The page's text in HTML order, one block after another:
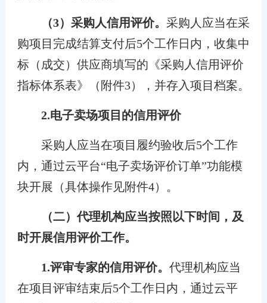
（3）采购人信用评价。 采购人应当在采
购项目完成结算支付后5个工作日内，收集中
标（成交）供应商填写的《采购人信用评价
指标体系表》（附件3），并存入项目档案。
2.电子卖场项目的信用评价
采购人应当在项目履约验收后5个工作
内，通过云平台“电子卖场评价订单”功能模
块开展（具体操作见附件4）。
（二）代理机构应当按照以下时间，及
时开展信用评价工作。
1.评审专家的信用评价。 代理机构应当
在项目评审结束后5个工作日内，通过云平